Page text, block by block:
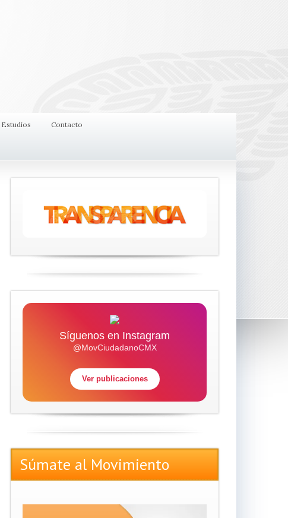
Estudios Contacto
Síguenos en Instagram
@MovCiudadanoCMX
Ver publicaciones
Súmate al Movimiento